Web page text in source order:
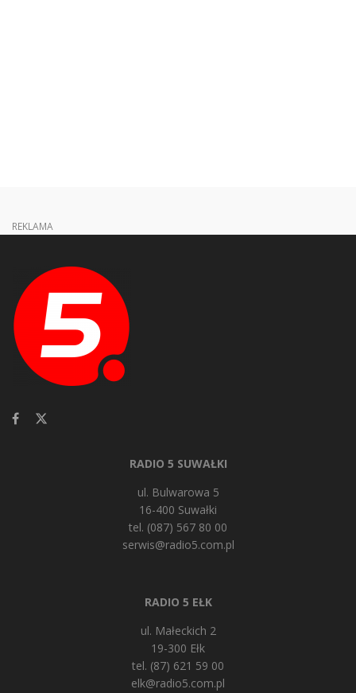
REKLAMA
RADIO 5 SUWAŁKI
ul. Bulwarowa 5
16-400 Suwałki
tel. (087) 567 80 00
serwis@radio5.com.pl
RADIO 5 EŁK
ul. Małeckich 2
19-300 Ełk
tel. (87) 621 59 00
elk@radio5.com.pl